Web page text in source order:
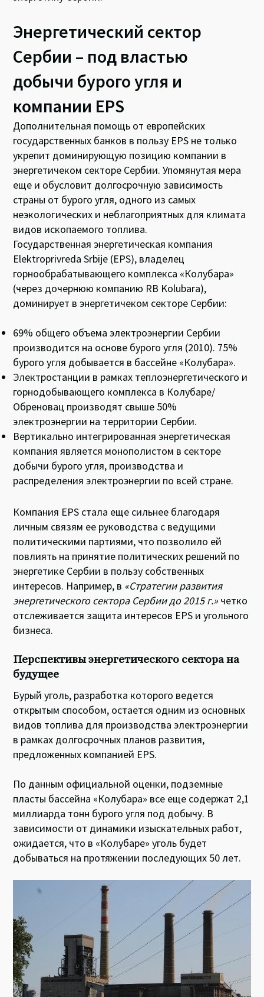
Энергетический сектор
Сербии – под властью
добычи бурого угля и
компании EPS
Дополнительная помощь от европейских
государственных банков в пользу EPS не только
укрепит доминирующую позицию компании в
энергетичеком секторе Сербии. Упомянутая мера
еще и обусловит долгосрочную зависимость
страны от бурого угля, одного из самых
неэкологических и неблагоприятных для климата
видов ископаемого топлива.
Государственная энергетическая компания
Elektroprivreda Srbije (EPS), владелец
горнообрабатывающего комплекса «Колубара»
(через дочернюю компанию RB Kolubara),
доминирует в энергетичеком секторе Сербии:
69% общего объема электроэнергии Сербии
производится на основе бурого угля (2010). 75%
бурого угля добывается в бассейне «Колубара».
Электростанции в рамках теплоэнергетического и
горнодобывающего комплекса в Колубаре/
Обреновац производят свыше 50%
электроэнергии на территории Сербии.
Вертикально интегрированная энергетическая
компания является монополистом в секторе
добычи бурого угля, производства и
распределения электроэнергии по всей стране.
Компания EPS стала еще сильнее благодаря
личным связям ее руководства с ведущими
политическими партиями, что позволило ей
повлиять на принятие политических решений по
энергетике Сербии в пользу собственных
интересов. Например, в «Стратегии развития
энергетического сектора Сербии до 2015 г.» четко
отслеживается защита интересов EPS и угольного
бизнеса.
Перспективы энергетического сектора на
будущее
Бурый уголь, разработка которого ведется
открытым способом, остается одним из основных
видов топлива для производства электроэнергии
в рамках долгосрочных планов развития,
предложенных компанией EPS.
По данным официальной оценки, подземные
пласты бассейна «Колубара» все еще содержат 2,1
миллиарда тонн бурого угля под добычу. В
зависимости от динамики изыскательных работ,
ожидается, что в «Колубаре» уголь будет
добываться на протяжении последующих 50 лет.